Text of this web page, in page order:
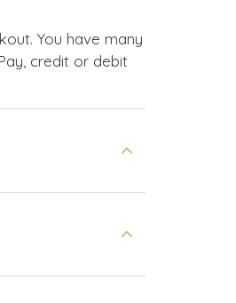
You have many
credit or debit